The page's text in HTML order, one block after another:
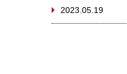
2023.05.19